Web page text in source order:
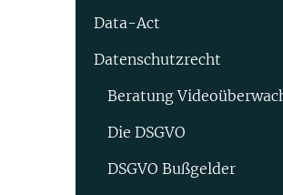
Data-Act
Datenschutzrecht
Beratung
Die DSGVO
DSGVO Bußgelder